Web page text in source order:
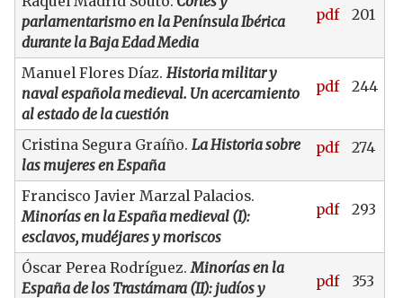
parlamentarismo en la Península Ibérica
durante la Baja Edad Media
pdf 201
Manuel Flores Díaz. Historia militar y
naval española medieval. Un acercamiento
al estado de la cuestión
pdf 244
Cristina Segura Graíño. La Historia sobre
las mujeres en España
pdf 274
Francisco Javier Marzal Palacios.
Minorías en la España medieval (I):
esclavos, mudéjares y moriscos
pdf 293
Óscar Perea Rodríguez.Minorías en la
España de los Trastámara (II): judíos y
pdf 353